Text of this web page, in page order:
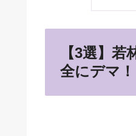
【3選】
全にデマ！